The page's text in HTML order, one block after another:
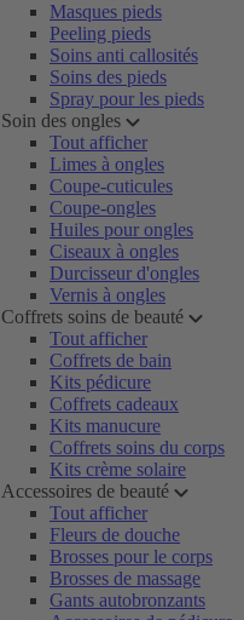
Masques pieds
Peeling pieds
Soins anti callosités
Soins des pieds
Spray pour les pieds
Soin des ongles
Tout afficher
Limes à ongles
Coupe-cuticules
Coupe-ongles
Huiles pour ongles
Ciseaux à ongles
Durcisseur d'ongles
Vernis à ongles
Coffrets soins de beauté
Tout afficher
Coffrets de bain
Kits pédicure
Coffrets cadeaux
Kits manucure
Coffrets soins du corps
Kits crème solaire
Accessoires de beauté
Tout afficher
Fleurs de douche
Brosses pour le corps
Brosses de massage
Gants autobronzants